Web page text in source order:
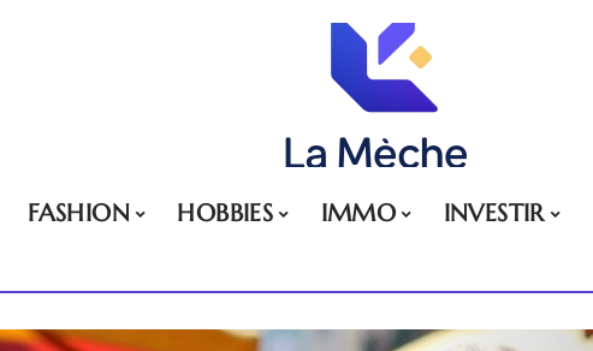
FASHION HOBBIES IMMO INVESTIR